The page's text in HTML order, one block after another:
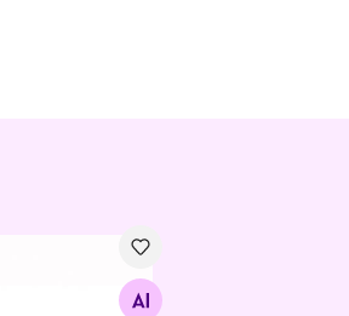
memory foami ja ringlukuga